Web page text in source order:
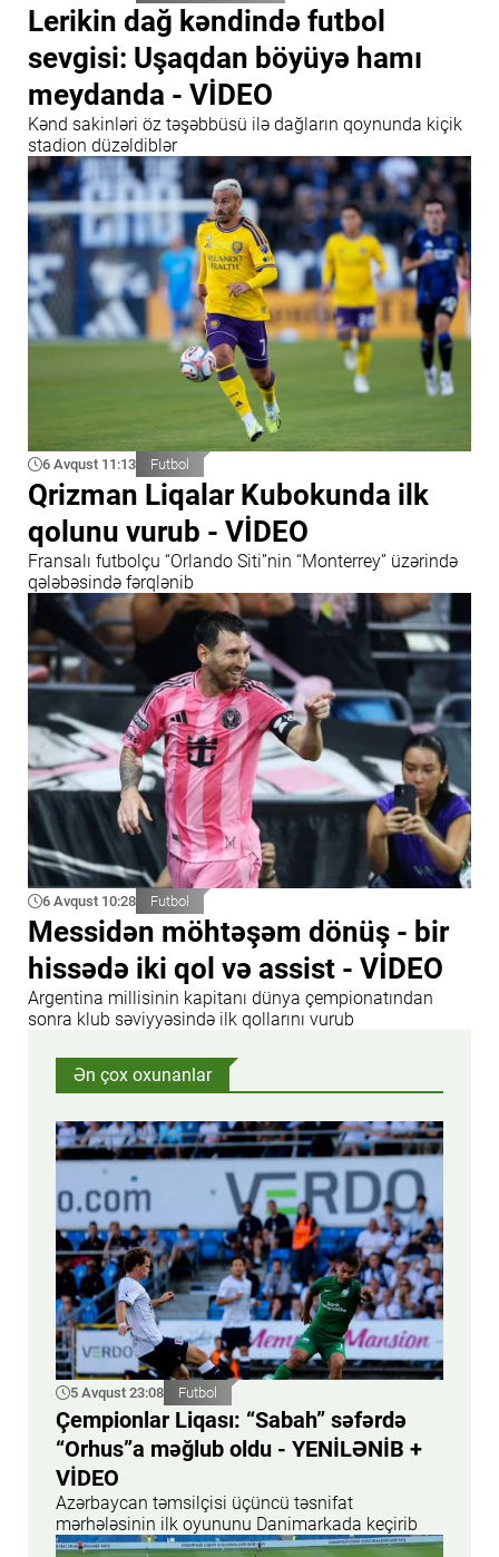
Lerikin dağ kəndində futbol
sevgisi: Uşaqdan böyüyə hamı
meydanda - VİDEO
Kənd sakinləri öz təşəbbüsü ilə dağların qoynunda kiçik
stadion düzəldiblər
6 Avqust 11:13 Futbol
Qrizman Liqalar Kubokunda ilk
qolunu vurub - VİDEO
Fransalı futbolçu “Orlando Siti”nin “Monterrey” üzərində
qələbəsində fərqlənib
6 Avqust 10:28 Futbol
Messidən möhtəşəm dönüş - bir
hissədə iki qol və assist - VİDEO
Argentina millisinin kapitanı dünya çempionatından
sonra klub səviyyəsində ilk qollarını vurub
Ən çox oxunanlar
5 Avqust 23:08 Futbol
Çempionlar Liqası: “Sabah” səfərdə
“Orhus”a məğlub oldu - YENİLƏNİB +
VİDEO
Azərbaycan təmsilçisi üçüncü təsnifat
mərhələsinin ilk oyununu Danimarkada keçirib